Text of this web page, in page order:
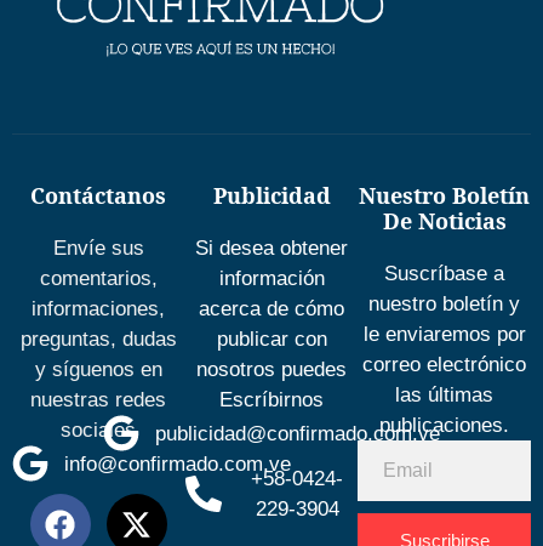
Contáctanos
Envíe sus
comentarios,
informaciones,
preguntas, dudas
y síguenos en
nuestras redes
sociales
info@confirmado.com.ve
Publicidad
Si desea obtener
información
acerca de cómo
publicar con
nosotros puedes
Escríbirnos
publicidad@confirmado.com.ve
+58-0424-
229-3904
Nuestro Boletín
De Noticias
Suscríbase a
nuestro boletín y
le enviaremos por
correo electrónico
las últimas
publicaciones.
Suscribirse